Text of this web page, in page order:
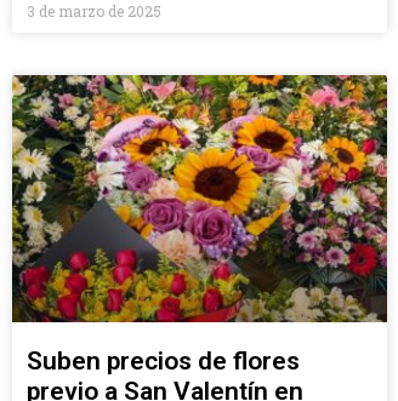
3 de marzo de 2025
Suben precios de flores
previo a San Valentín en